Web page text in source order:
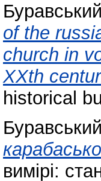
of the
church in
XXth
historical
вимірі: